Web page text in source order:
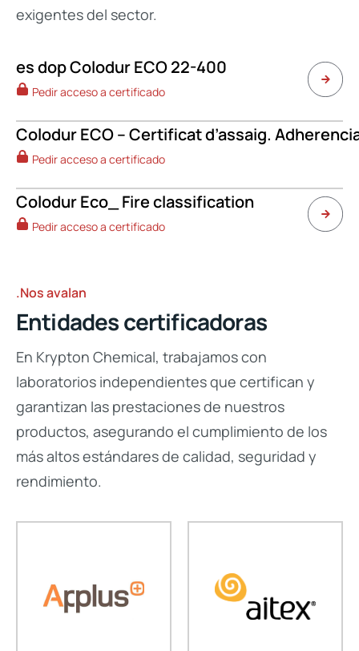
exigentes del sector.
es dop Colodur ECO 22-400
Pedir acceso a certificado
Colodur ECO – Certificat d’assaig.
Pedir acceso a certificado
Colodur Eco_ Fire classification
Pedir acceso a certificado
.Nos avalan
Entidades certificadoras
En Krypton Chemical, trabajamos con
laboratorios independientes que certifican y
garantizan las prestaciones de nuestros
productos, asegurando el cumplimiento de los
más altos estándares de calidad, seguridad y
rendimiento.